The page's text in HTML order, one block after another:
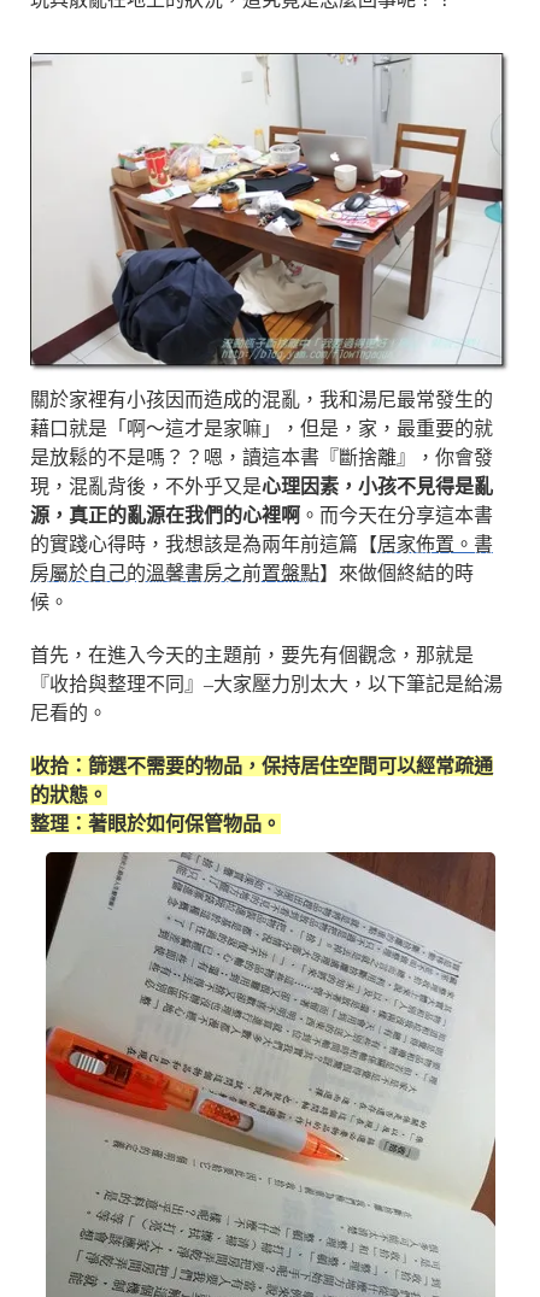
關於家裡有小孩因而造成的混亂，我和湯尼最常發生的
藉口就是「啊～這才是家嘛」，但是，家，最重要的就
是放鬆的不是嗎？？嗯，讀這本書『斷捨離』，你會發
現，混亂背後，不外乎又是心理因素，小孩不見得是亂
源，真正的亂源在我們的心裡啊 。而今天在分享這本書
的實踐心得時，我想該是為兩年前這篇【居家佈置。書
房屬於自己的溫馨書房之前置盤點】來做個終結的時
候。
首先，在進入今天的主題前，要先有個觀念，那就是
『收拾與整理不同』–大家壓力別太大，以下筆記是給湯
尼看的。
收拾：篩選不需要的物品，保持居住空間可以經常疏通
的狀態。
整理：著眼於如何保管物品。